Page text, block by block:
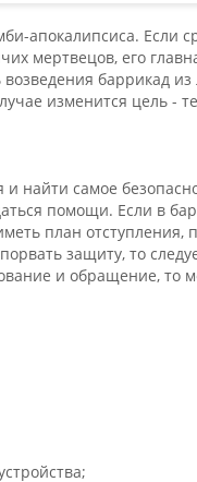
апокалипсиса. Если
мертвецов, его
баррикад
изменится цель -
и найти самое
помощи. Если в
план
защиту, то
и обращение, то